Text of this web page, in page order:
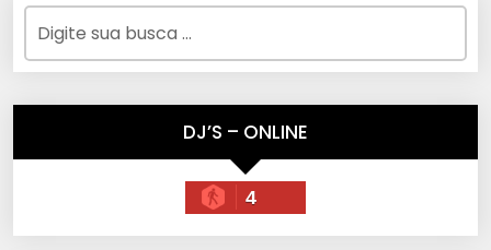
DJ’S – ONLINE
4